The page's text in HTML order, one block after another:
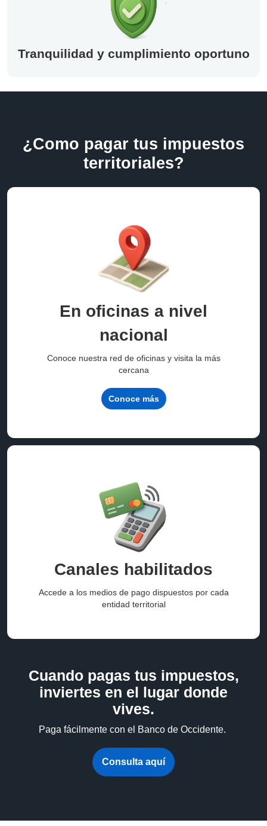
Tranquilidad y cumplimiento oportuno
¿Como pagar tus impuestos
territoriales?
En oficinas a nivel
nacional
Conoce nuestra red de oficinas y visita la más
cercana
Conoce más
Canales habilitados
Accede a los medios de pago dispuestos por cada
entidad territorial
Cuando pagas tus impuestos,
inviertes en el lugar donde
vives.
Paga fácilmente con el Banco de Occidente.
Consulta aquí